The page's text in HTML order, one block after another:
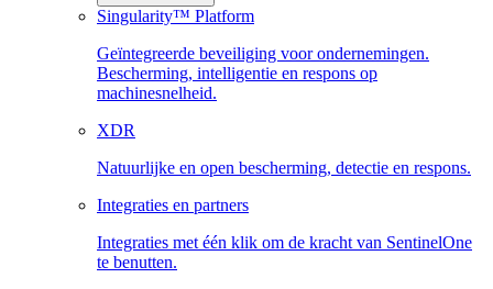
Singularity™ Platform
Geïntegreerde beveiliging voor ondernemingen.
Bescherming, intelligentie en respons op
machinesnelheid.
XDR
Natuurlijke en open bescherming, detectie en respons.
Integraties en partners
Integraties met één klik om de kracht van SentinelOne
te benutten.